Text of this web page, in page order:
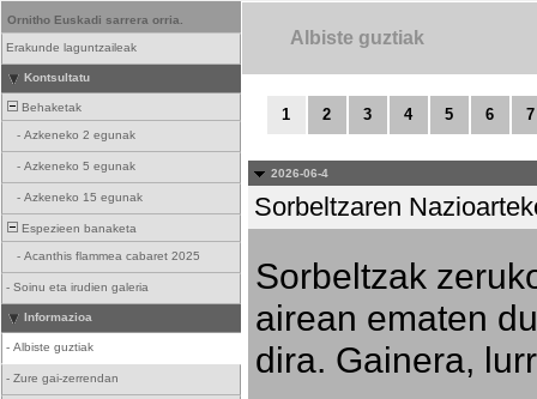
Ornitho Euskadi sarrera orria.
Erakunde laguntzaileak
Kontsultatu
Behaketak
- Azkeneko 2 egunak
- Azkeneko 5 egunak
- Azkeneko 15 egunak
Espezieen banaketa
- Acanthis flammea cabaret 2025
- Soinu eta irudien galeria
Informazioa
- Albiste guztiak
- Zure gai-zerrendan
Albiste guztiak
1 2 3 4 5 6 7
2026-06-4
Sorbeltzaren
Sorbeltzak
airean ematen
dira. Gainera,